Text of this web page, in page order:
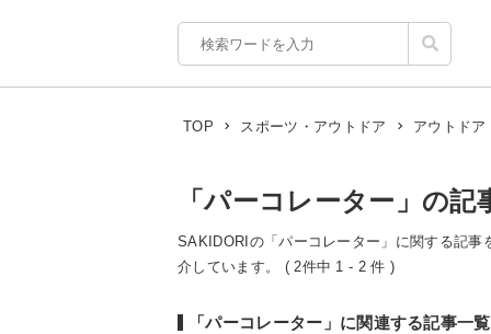
TOP スポーツ・アウトドア アウトドア
「パーコレーター」の記
SAKIDORIの「パーコレーター」に関する記
介しています。 ( 2件中 1 - 2 件 )
「パーコレーター」に関連する記事一覧